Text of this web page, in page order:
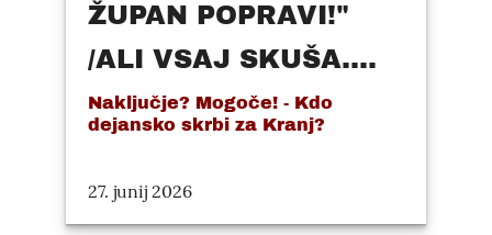
ŽUPAN POPRAVI!"
/ALI VSAJ SKUŠA....
Naključje? Mogoče! - Kdo
dejansko skrbi za Kranj?
27. junij 2026